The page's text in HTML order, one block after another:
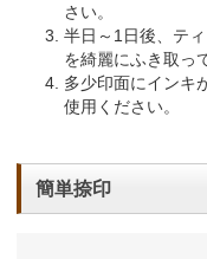
さい。
半日～1日後、テ
を綺麗にふき取っ
多少印面にインキ
使用ください。
簡単捺印